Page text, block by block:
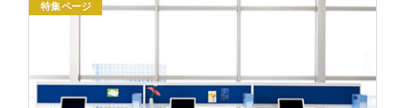
特集ページ